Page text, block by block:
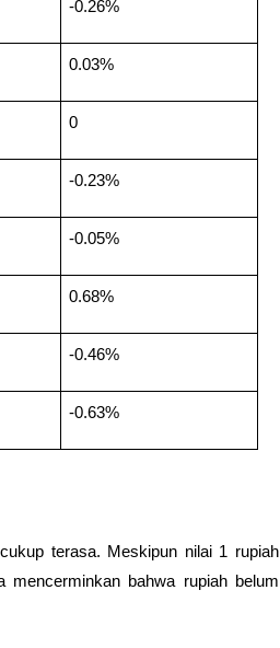
-0.26%
0.03%
0
-0.23%
-0.05%
0.68%
-0.46%
-0.63%
terasa. Meskipun nilai 1 rupiah
mencerminkan bahwa rupiah belum